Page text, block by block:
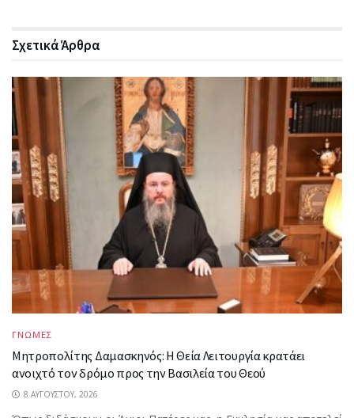
ΣχετικάΆρθρα
ΓΝΩΜΕΣ
Μητροπολίτης Δαμασκηνός: Η Θεία Λειτουργία κρατάει
ανοιχτό τον δρόμο προς την Βασιλεία του Θεού
8 ΑΥΓΟΎΣΤΟΥ, 2026